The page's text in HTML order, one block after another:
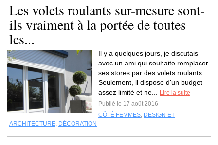
Les volets roulants sur-mesure sont-
ils vraiment à la portée de toutes
les...
Il y a quelques jours, je discutais
avec un ami qui souhaite remplacer
ses stores par des volets roulants.
Seulement, il dispose d’un budget
assez limité et ne...
Lire la suite
Publié le 17 août 2016
CÔTÉ FEMMES, DESIGN ET
ARCHITECTURE, DÉCORATION